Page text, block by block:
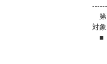
第
対
■
○